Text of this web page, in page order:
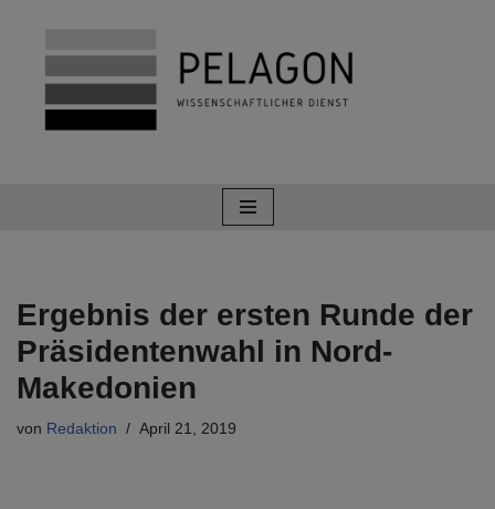
Zum
Inhalt
springen
Ergebnis der ersten Runde der
Präsidentenwahl in Nord-
Makedonien
von Redaktion April 21, 2019